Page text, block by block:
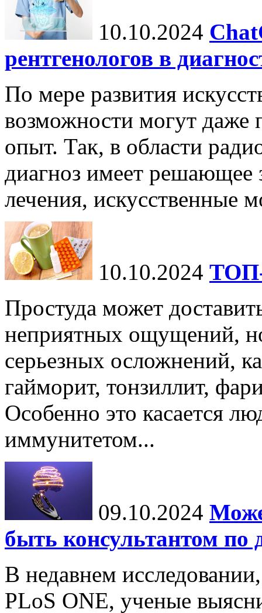
10.10.2024
рентгенологов в
По мере развития
возможности могут даже
опыт. Так, в области
диагноз имеет решающее
лечения, искусственные
10.10.2024 ТОП-
Простуда может
неприятных ощущений,
серьезных осложнений,
гайморит, тонзиллит,
Особенно это касается
иммунитетом...
09.10.2024
быть консультантом по
В недавнем
PLoS ONE, ученые